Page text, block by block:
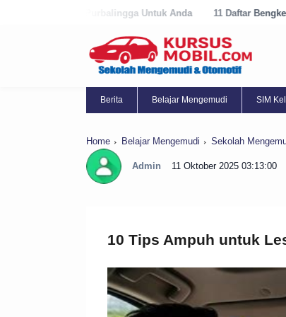
11 Daftar Bengkel Panggilan Terbaik di
Berita Belajar Mengemudi SIM
Home Belajar Mengemudi Sekolah
Admin 11 Oktober 2025 03:13:00
10 Tips Ampuh untuk